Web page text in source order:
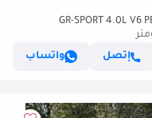
إتصل
واتساب